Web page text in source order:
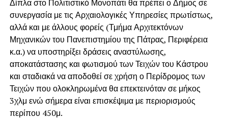
Δίπλα στο Πολιτιστικό Μονοπάτι θα πρέπει ο Δήμος σε
συνεργασία με τις Αρχαιολογικές Υπηρεσίες πρωτίστως,
αλλά και με άλλους φορείς (Τμήμα Αρχιτεκτόνων
Μηχανικών του Πανεπιστημίου της Πάτρας, Περιφέρεια
κ.α.) να υποστηρίξει δράσεις αναστύλωσης,
αποκατάστασης και φωτισμού των Τειχών του Κάστρου
και σταδιακά να αποδοθεί σε χρήση ο Περίδρομος των
Τειχών που ολοκληρωμένα θα επεκτεινόταν σε μήκος
3χλμ ενώ σήμερα είναι επισκέψιμα με περιορισμούς
περίπου 450μ.